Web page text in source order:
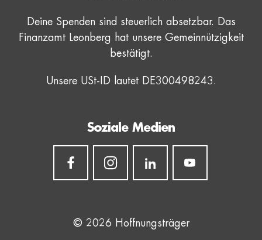
Deine Spenden sind steuerlich absetzbar. Das
Finanzamt Leonberg hat unsere Gemeinnützigkeit
bestätigt.
Unsere USt-ID lautet DE300498243.
Soziale Medien
© 2026 Hoffnungsträger